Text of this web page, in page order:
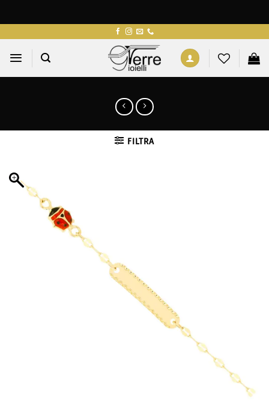
contenuti
FILTRA